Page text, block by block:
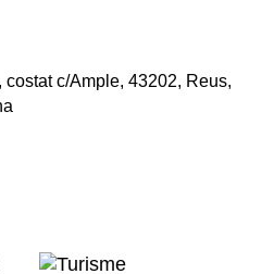
c/Ample, 43202, Reus,